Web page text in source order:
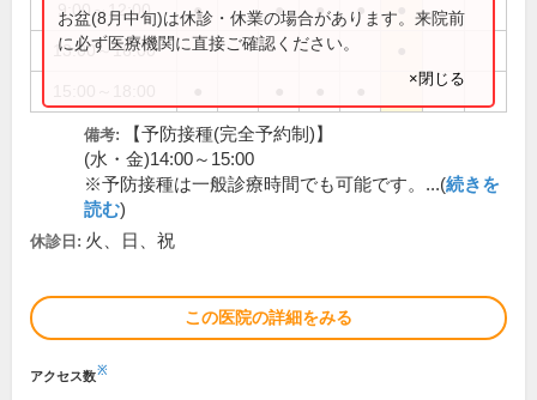
9:00～12:00 ● ● ● ●
13:00～16:00
お盆(8月中旬)は休診・休業の場合があります。来院前
に必ず医療機関に直接ご確認ください。
×閉じる
備考:
【予防接種(完全予約制)】
(水・金)14:00～15:00
※予防接種は一般診療時間でも可能です。...(続きを
読む)
休診日: 火、日、祝
この医院の詳細をみる
アクセス数※